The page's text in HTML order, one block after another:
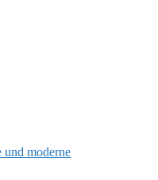
und moderne